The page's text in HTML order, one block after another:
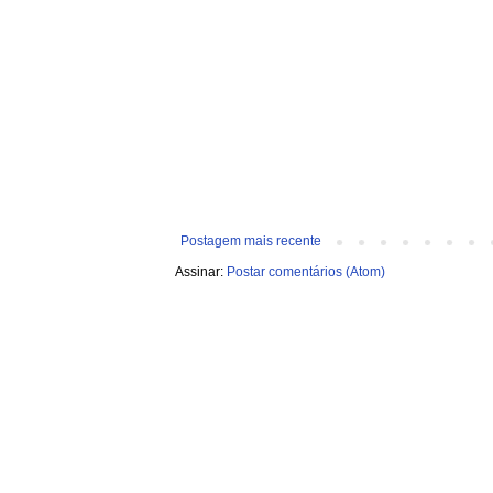
Postagem mais recente
Assinar: Postar comentários (Atom)